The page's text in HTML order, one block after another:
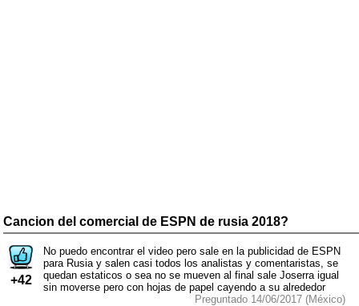
Cancion del comercial de ESPN de rusia 2018?
+42
No puedo encontrar el video pero sale en la publicidad de ESPN
para Rusia y salen casi todos los analistas y comentaristas, se
quedan estaticos o sea no se mueven al final sale Joserra igual
sin moverse pero con hojas de papel cayendo a su alrededor
Preguntado 14/06/2017 (México)